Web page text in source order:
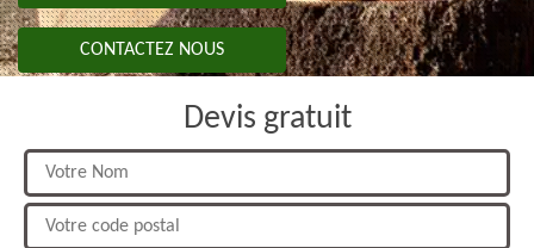
CONTACTEZ NOUS
Devis gratuit